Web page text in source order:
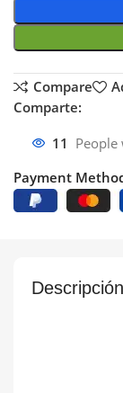
Compare
Comparte:
11
Payment
Descripción